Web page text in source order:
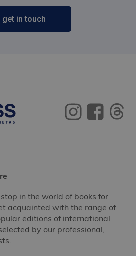
get in touch
in the world of books for
acquainted with the range of
editions of international
by our professional,